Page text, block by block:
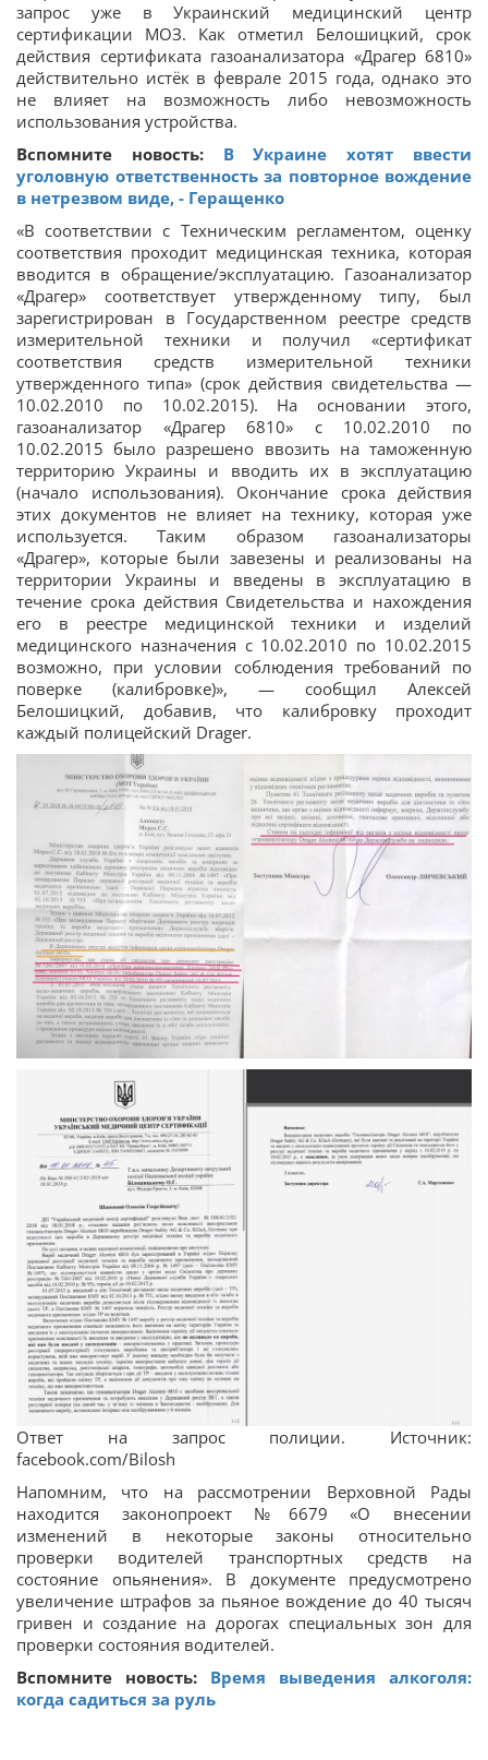
запрос уже в Украинский медицинский центр
сертификации МОЗ. Как отметил Белошицкий, срок
действия сертификата газоанализатора «Драгер 6810»
действительно истёк в феврале 2015 года, однако это
не влияет на возможность либо невозможность
использования устройства.
Вспомните новость: В Украине хотят ввести
уголовную ответственность за повторное вождение
в нетрезвом виде, - Геращенко
«В соответствии с Техническим регламентом, оценку
соответствия проходит медицинская техника, которая
вводится в обращение/эксплуатацию. Газоанализатор
«Драгер» соответствует утвержденному типу, был
зарегистрирован в Государственном реестре средств
измерительной техники и получил «сертификат
соответствия средств измерительной техники
утвержденного типа» (срок действия свидетельства —
10.02.2010 по 10.02.2015). На основании этого,
газоанализатор «Драгер 6810» с 10.02.2010 по
10.02.2015 было разрешено ввозить на таможенную
территорию Украины и вводить их в эксплуатацию
(начало использования). Окончание срока действия
этих документов не влияет на технику, которая уже
используется. Таким образом газоанализаторы
«Драгер», которые были завезены и реализованы на
территории Украины и введены в эксплуатацию в
течение срока действия Свидетельства и нахождения
его в реестре медицинской техники и изделий
медицинского назначения с 10.02.2010 по 10.02.2015
возможно, при условии соблюдения требований по
поверке (калибровке)», — сообщил Алексей
Белошицкий, добавив, что калибровку проходит
каждый полицейский Drager.
Ответ на запрос полиции. Источник:
facebook.com/Bilosh
Напомним, что на рассмотрении Верховной Рады
находится законопроект №6679 «О внесении
изменений в некоторые законы относительно
проверки водителей транспортных средств на
состояние опьянения». В документе предусмотрено
увеличение штрафов за пьяное вождение до 40 тысяч
гривен и создание на дорогах специальных зон для
проверки состояния водителей.
Вспомните новость: Время выведения алкоголя:
когда садиться за руль